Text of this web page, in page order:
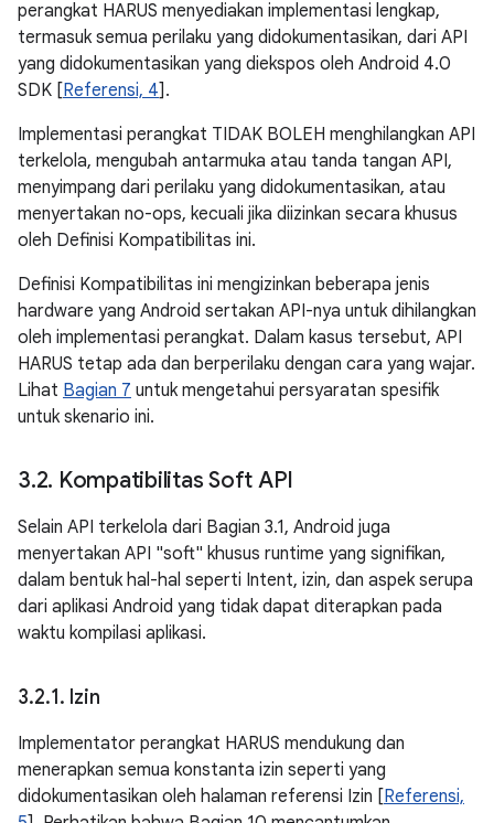
perangkat HARUS menyediakan implementasi lengkap,
termasuk semua perilaku yang didokumentasikan, dari API
yang didokumentasikan yang diekspos oleh Android 4.0
SDK [Referensi, 4].
Implementasi perangkat TIDAK BOLEH menghilangkan API
terkelola, mengubah antarmuka atau tanda tangan API,
menyimpang dari perilaku yang didokumentasikan, atau
menyertakan no-ops, kecuali jika diizinkan secara khusus
oleh Definisi Kompatibilitas ini.
Definisi Kompatibilitas ini mengizinkan beberapa jenis
hardware yang Android sertakan API-nya untuk dihilangkan
oleh implementasi perangkat. Dalam kasus tersebut, API
HARUS tetap ada dan berperilaku dengan cara yang wajar.
Lihat Bagian 7 untuk mengetahui persyaratan spesifik
untuk skenario ini.
3.2. Kompatibilitas Soft API
Selain API terkelola dari Bagian 3.1, Android juga
menyertakan API "soft" khusus runtime yang signifikan,
dalam bentuk hal-hal seperti Intent, izin, dan aspek serupa
dari aplikasi Android yang tidak dapat diterapkan pada
waktu kompilasi aplikasi.
3.2.1. Izin
Implementator perangkat HARUS mendukung dan
menerapkan semua konstanta izin seperti yang
didokumentasikan oleh halaman referensi Izin [Referensi,